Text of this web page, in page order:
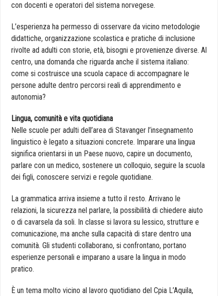
con docenti e operatori del sistema norvegese.
L’esperienza ha permesso di osservare da vicino metodologie
didattiche, organizzazione scolastica e pratiche di inclusione
rivolte ad adulti con storie, età, bisogni e provenienze diverse. Al
centro, una domanda che riguarda anche il sistema italiano:
come si costruisce una scuola capace di accompagnare le
persone adulte dentro percorsi reali di apprendimento e
autonomia?
Lingua, comunità e vita quotidiana
Nelle scuole per adulti dell’area di Stavanger l’insegnamento
linguistico è legato a situazioni concrete. Imparare una lingua
significa orientarsi in un Paese nuovo, capire un documento,
parlare con un medico, sostenere un colloquio, seguire la scuola
dei figli, conoscere servizi e regole quotidiane.
La grammatica arriva insieme a tutto il resto. Arrivano le
relazioni, la sicurezza nel parlare, la possibilità di chiedere aiuto
o di cavarsela da soli. In classe si lavora su lessico, strutture e
comunicazione, ma anche sulla capacità di stare dentro una
comunità. Gli studenti collaborano, si confrontano, portano
esperienze personali e imparano a usare la lingua in modo
pratico.
È un tema molto vicino al lavoro quotidiano del Cpia L’Aquila,